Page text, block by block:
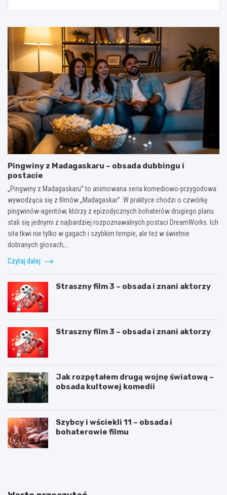
Pingwiny z Madagaskaru – obsada dubbingu i
postacie
„Pingwiny z Madagaskaru” to animowana seria komediowo-przygodowa
wywodząca się z filmów „Madagaskar”. W praktyce chodzi o czwórkę
pingwinów-agentów, którzy z epizodycznych bohaterów drugiego planu
stali się jednymi z najbardziej rozpoznawalnych postaci DreamWorks. Ich
siła tkwi nie tylko w gagach i szybkim tempie, ale też w świetnie
dobranych głosach,…
Czytaj dalej
Straszny film 3 – obsada i znani aktorzy
Straszny film 3 – obsada i znani aktorzy
Jak rozpętałem drugą wojnę światową –
obsada kultowej komedii
Szybcy i wściekli 11 – obsada i
bohaterowie filmu
C
J